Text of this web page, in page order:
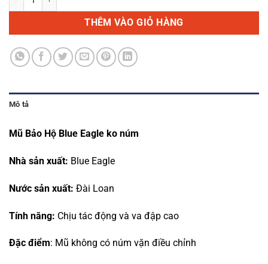
THÊM VÀO GIỎ HÀNG
Mô tả
Mũ Bảo Hộ Blue Eagle ko núm
Nhà sản xuất: Blue Eagle
Nước sản xuất: Đài Loan
Tính năng: Chịu tác động và va đập cao
Đặc điểm: Mũ không có núm vặn điều chỉnh